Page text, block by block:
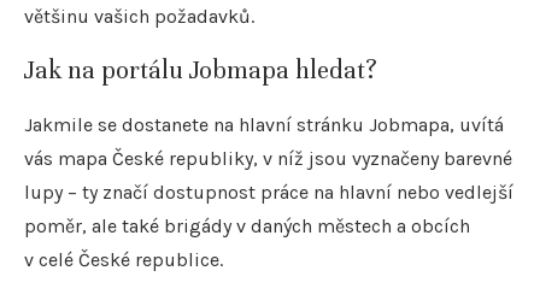
většinu vašich požadavků.
Jak na portálu Jobmapa hledat?
Jakmile se dostanete na hlavní stránku Jobmapa, uvítá
vás mapa České republiky, v níž jsou vyznačeny barevné
lupy – ty značí dostupnost práce na hlavní nebo vedlejší
poměr, ale také brigády v daných městech a obcích
v celé České republice.